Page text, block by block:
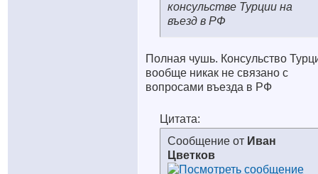
консульстве Турции на
въезд в РФ
Полная чушь. Консульство
вообще никак не связано с
вопросами въезда в РФ
Цитата:
Сообщение от Иван
Цветков